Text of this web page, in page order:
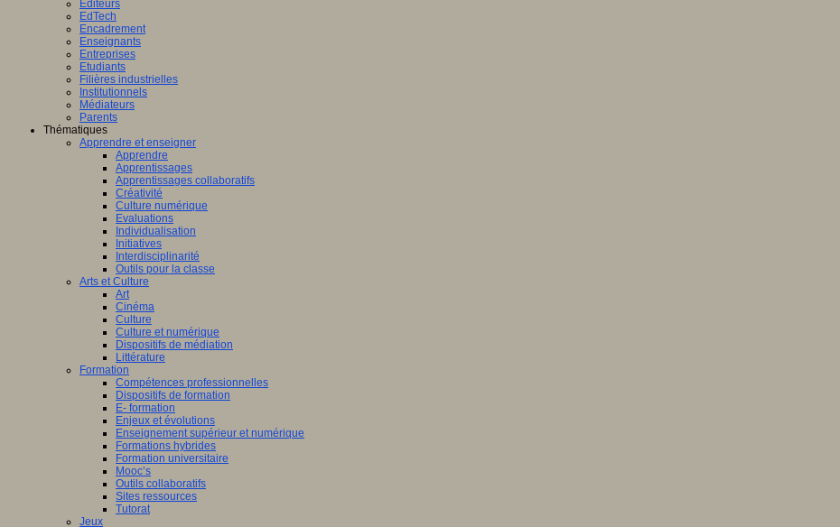
Editeurs
EdTech
Encadrement
Enseignants
Entreprises
Etudiants
Filières industrielles
Institutionnels
Médiateurs
Parents
Thématiques
Apprendre et enseigner
Apprendre
Apprentissages
Apprentissages collaboratifs
Créativité
Culture numérique
Evaluations
Individualisation
Initiatives
Interdisciplinarité
Outils pour la classe
Arts et Culture
Art
Cinéma
Culture
Culture et numérique
Dispositifs de médiation
Littérature
Formation
Compétences professionnelles
Dispositifs de formation
E- formation
Enjeux et évolutions
Enseignement supérieur et numérique
Formations hybrides
Formation universitaire
Mooc’s
Outils collaboratifs
Sites ressources
Tutorat
Jeux